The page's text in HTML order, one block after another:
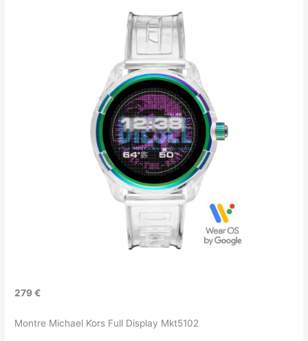
279 €
Montre Michael Kors Full Display Mkt5102